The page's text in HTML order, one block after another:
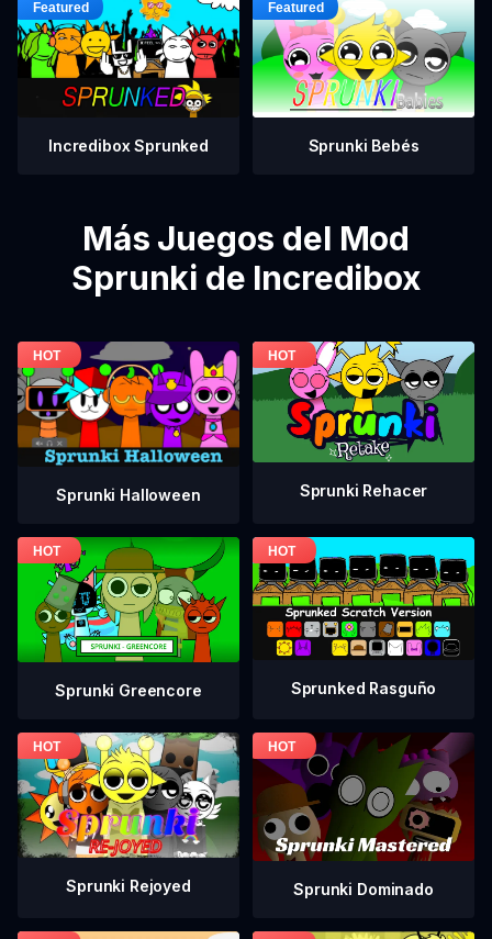
Incredibox Sprunked Sprunki Bebés
Más Juegos del Mod
Sprunki de Incredibox
Sprunki Halloween Sprunki Rehacer
Sprunki Greencore Sprunked Rasguño
Sprunki Rejoyed Sprunki Dominado